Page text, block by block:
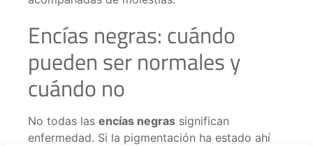
Encías negras: cuándo
pueden ser normales y
cuándo no
No todas las encías negras significan
enfermedad. Si la pigmentación ha estado ahí